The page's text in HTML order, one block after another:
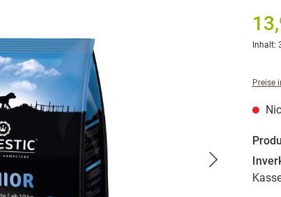
Inhalt:
Preise